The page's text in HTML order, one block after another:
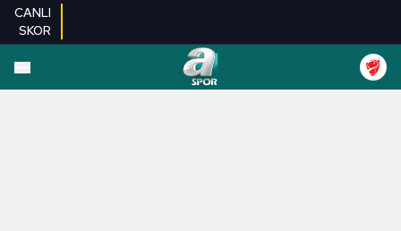
CANLI
SKOR